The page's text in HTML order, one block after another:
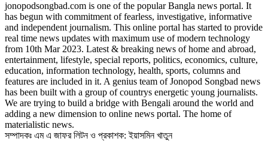
jonopodsongbad.com is one of the popular Bangla news portal. It
has begun with commitment of fearless, investigative, informative
and independent journalism. This online portal has started to provide
real time news updates with maximum use of modern technology
from 10th Mar 2023. Latest & breaking news of home and abroad,
entertainment, lifestyle, special reports, politics, economics, culture,
education, information technology, health, sports, columns and
features are included in it. A genius team of Jonopod Songbad news
has been built with a group of countrys energetic young journalists.
We are trying to build a bridge with Bengali around the world and
adding a new dimension to online news portal. The home of
materialistic news.
সম্পাদকঃ এম এ জাফর লিটন ও প্রকাশক: ইয়াসমিন খাতুন